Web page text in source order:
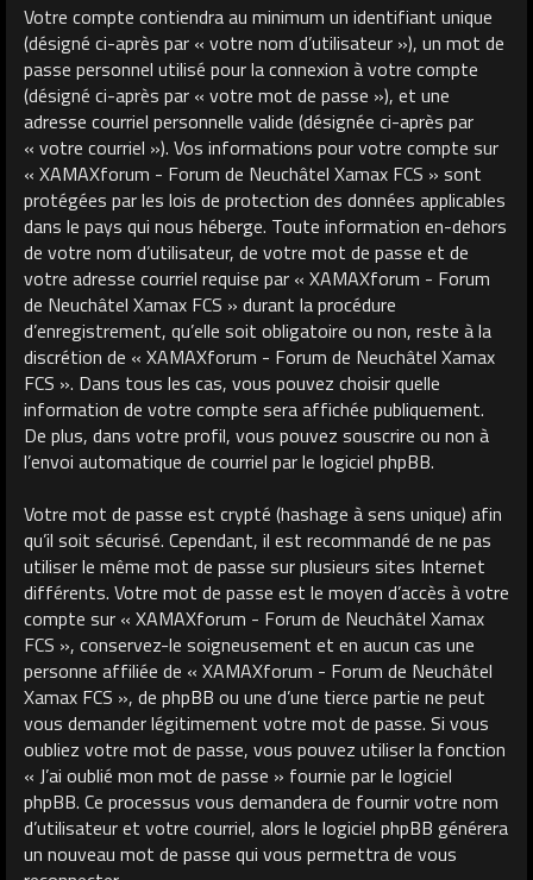
Votre compte contiendra au minimum un identifiant unique
(désigné ci-après par « votre nom d’utilisateur »), un mot de
passe personnel utilisé pour la connexion à votre compte
(désigné ci-après par « votre mot de passe »), et une
adresse courriel personnelle valide (désignée ci-après par
« votre courriel »). Vos informations pour votre compte sur
« XAMAXforum - Forum de Neuchâtel Xamax FCS » sont
protégées par les lois de protection des données applicables
dans le pays qui nous héberge. Toute information en-dehors
de votre nom d’utilisateur, de votre mot de passe et de
votre adresse courriel requise par « XAMAXforum - Forum
de Neuchâtel Xamax FCS » durant la procédure
d’enregistrement, qu’elle soit obligatoire ou non, reste à la
discrétion de « XAMAXforum - Forum de Neuchâtel Xamax
FCS ». Dans tous les cas, vous pouvez choisir quelle
information de votre compte sera affichée publiquement.
De plus, dans votre profil, vous pouvez souscrire ou non à
l’envoi automatique de courriel par le logiciel phpBB.
Votre mot de passe est crypté (hashage à sens unique) afin
qu’il soit sécurisé. Cependant, il est recommandé de ne pas
utiliser le même mot de passe sur plusieurs sites Internet
différents. Votre mot de passe est le moyen d’accès à votre
compte sur « XAMAXforum - Forum de Neuchâtel Xamax
FCS », conservez-le soigneusement et en aucun cas une
personne affiliée de « XAMAXforum - Forum de Neuchâtel
Xamax FCS », de phpBB ou une d’une tierce partie ne peut
vous demander légitimement votre mot de passe. Si vous
oubliez votre mot de passe, vous pouvez utiliser la fonction
« J’ai oublié mon mot de passe » fournie par le logiciel
phpBB. Ce processus vous demandera de fournir votre nom
d’utilisateur et votre courriel, alors le logiciel phpBB générera
un nouveau mot de passe qui vous permettra de vous